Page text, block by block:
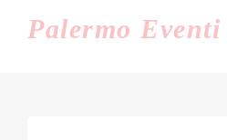
Palermo